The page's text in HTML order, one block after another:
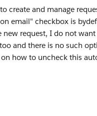
create and manage
email" checkbox is
request, I do not
and there is no such
how to uncheck this